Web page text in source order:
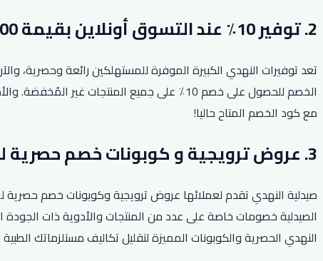
2. توفير 10٪ عند التسوق أونلاين بقيمة 300 ريال!
الخصم للحصول على خصم 10٪ على جميع
مع كود الخصم المتاح حاليا!
3. عروض ترويجية و كوبونات خصم حصرية لجميع المستلزمات الطبية.
صيدلية النهدي تقدم لعملائها عروض ترويجية وكوبونات خصم حصرية
الصيدلية خصومات خاصة على عدد من المنتجات والأدوية ذات
النهدي الحصرية والكوبونات المميزة لتقليل تكاليف مستلزماتك